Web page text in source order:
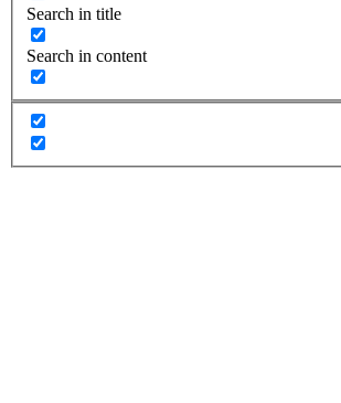
Search in title
Search in content